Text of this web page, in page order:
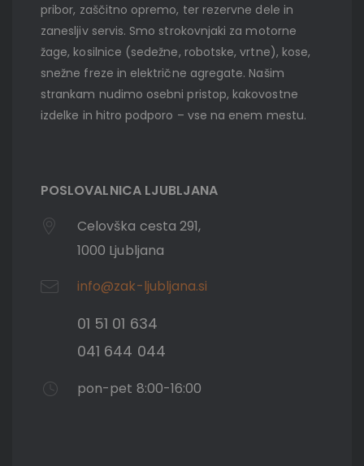
pribor, zaščitno opremo, ter rezervne dele in
zanesljiv servis. Smo strokovnjaki za motorne
žage, kosilnice (sedežne, robotske, vrtne), kose,
snežne freze in električne agregate. Našim
strankam nudimo osebni pristop, kakovostne
izdelke in hitro podporo – vse na enem mestu.
POSLOVALNICA LJUBLJANA
Celovška cesta 291,
1000 Ljubljana
info@zak-ljubljana.si
01 51 01 634
041 644 044
pon-pet 8:00-16:00